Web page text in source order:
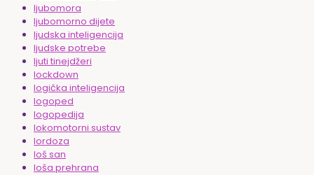
ljubomora
ljubomorno dijete
ljudska inteligencija
ljudske potrebe
ljuti tinejdžeri
lockdown
logička inteligencija
logoped
logopedija
lokomotorni sustav
lordoza
loš san
loša prehrana